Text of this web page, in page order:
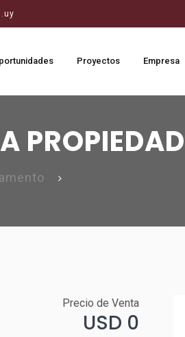
Proyectos Empresa
PROPIEDAD
Precio de Venta
USD 0